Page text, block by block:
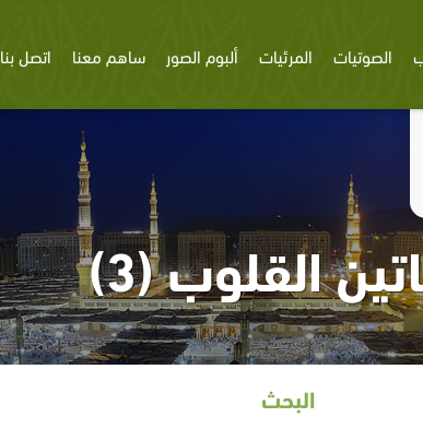
الصوتيات المرئيات ألبوم الصور ساهم معنا اتصل بنا
القلوب (3)
البحث